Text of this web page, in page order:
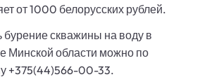
от 1000 белорусских рублей.
бурение скважины на воду в
Минской области можно по
+375(44)566-00-33.